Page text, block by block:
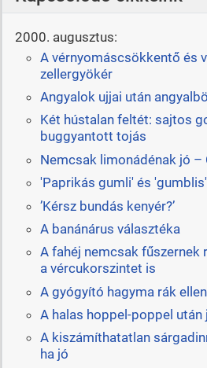
2000. augusztus:
A vérnyomáscsökkentő és
zellergyökér
Angyalok ujjai után
Két hústalan feltét: sajtos
buggyantott tojás
Nemcsak limonádénak jó
'Paprikás gumli' és
’Kérsz bundás kenyér?’
A banánárus választéka
A fahéj nemcsak fűszernek
a vércukorszintet is
A gyógyító hagyma rák
A halas hoppel-poppel
A kiszámíthatatlan
ha jó